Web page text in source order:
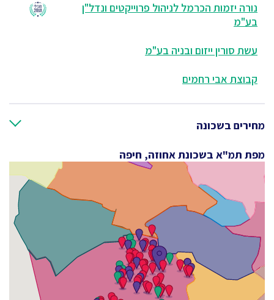
נורה יזמות הכרמל לניהול פרוייקטים ונדל"ן
בע"מ
עשת סורין ייזום ובניה בע"מ
קבוצת אבי רחמים
מחירים בשכונה
מפת תמ"א בשכונת אחוזה, חיפה